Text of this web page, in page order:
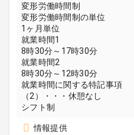
変形労働時間制
変形労働時間制の単位
1ヶ月単位
就業時間1
8時30分～17時30分
就業時間2
8時30分～12時30分
就業時間に関する特記事項
（2）・・・休憩なし
シフト制
情報提供